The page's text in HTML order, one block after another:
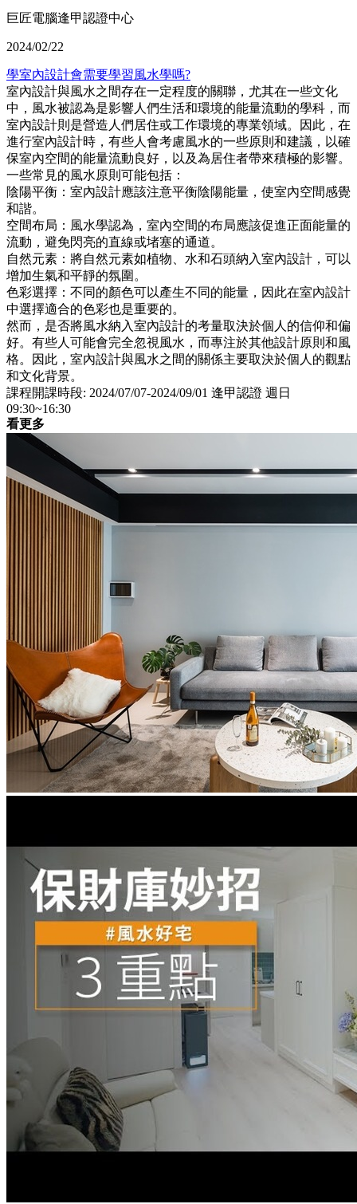
巨匠電腦逢甲認證中心
2024/02/22
學室內設計會需要學習風水學嗎?
室內設計與風水之間存在一定程度的關聯，尤其在一些文化
中，風水被認為是影響人們生活和環境的能量流動的學科，而
室內設計則是營造人們居住或工作環境的專業領域。因此，在
進行室內設計時，有些人會考慮風水的一些原則和建議，以確
保室內空間的能量流動良好，以及為居住者帶來積極的影響。
一些常見的風水原則可能包括：
陰陽平衡：室內設計應該注意平衡陰陽能量，使室內空間感覺
和諧。
空間布局：風水學認為，室內空間的布局應該促進正面能量的
流動，避免閃亮的直線或堵塞的通道。
自然元素：將自然元素如植物、水和石頭納入室內設計，可以
增加生氣和平靜的氛圍。
色彩選擇：不同的顏色可以產生不同的能量，因此在室內設計
中選擇適合的色彩也是重要的。
然而，是否將風水納入室內設計的考量取決於個人的信仰和偏
好。有些人可能會完全忽視風水，而專注於其他設計原則和風
格。因此，室內設計與風水之間的關係主要取決於個人的觀點
和文化背景。
課程開課時段: 2024/07/07-2024/09/01 逢甲認證 週日
09:30~16:30
看更多